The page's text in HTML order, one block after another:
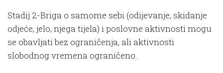
Stadij 2-Briga o samome sebi (odijevanje, skidanje
odjeće, jelo, njega tijela) i poslovne aktivnosti mogu
se obavljati bez ograničenja, ali aktivnosti
slobodnog vremena ograničeno.